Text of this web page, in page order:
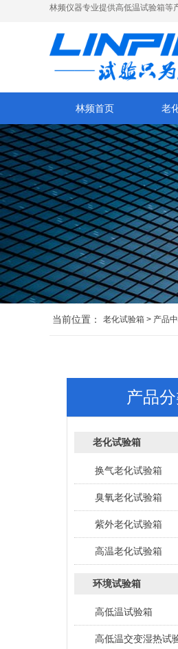
林频仪器专业提供高低温试验箱等
林频首页 老
当前位置： 老化试验箱 > 产品
产品
老化试验箱
换气老化试验箱
臭氧老化试验箱
紫外老化试验箱
高温老化试验箱
环境试验箱
高低温试验箱
高低温交变湿热试